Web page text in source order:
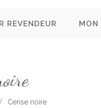
REVENDEUR MON
Cerise noire